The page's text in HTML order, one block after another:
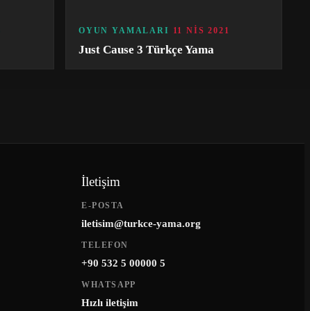
OYUN YAMALARI 11 NIS 2021
Just Cause 3 Türkçe Yama
İletişim
E-POSTA
iletisim@turkce-yama.org
TELEFON
+90 532 5 00000 5
WHATSAPP
Hızlı iletişim